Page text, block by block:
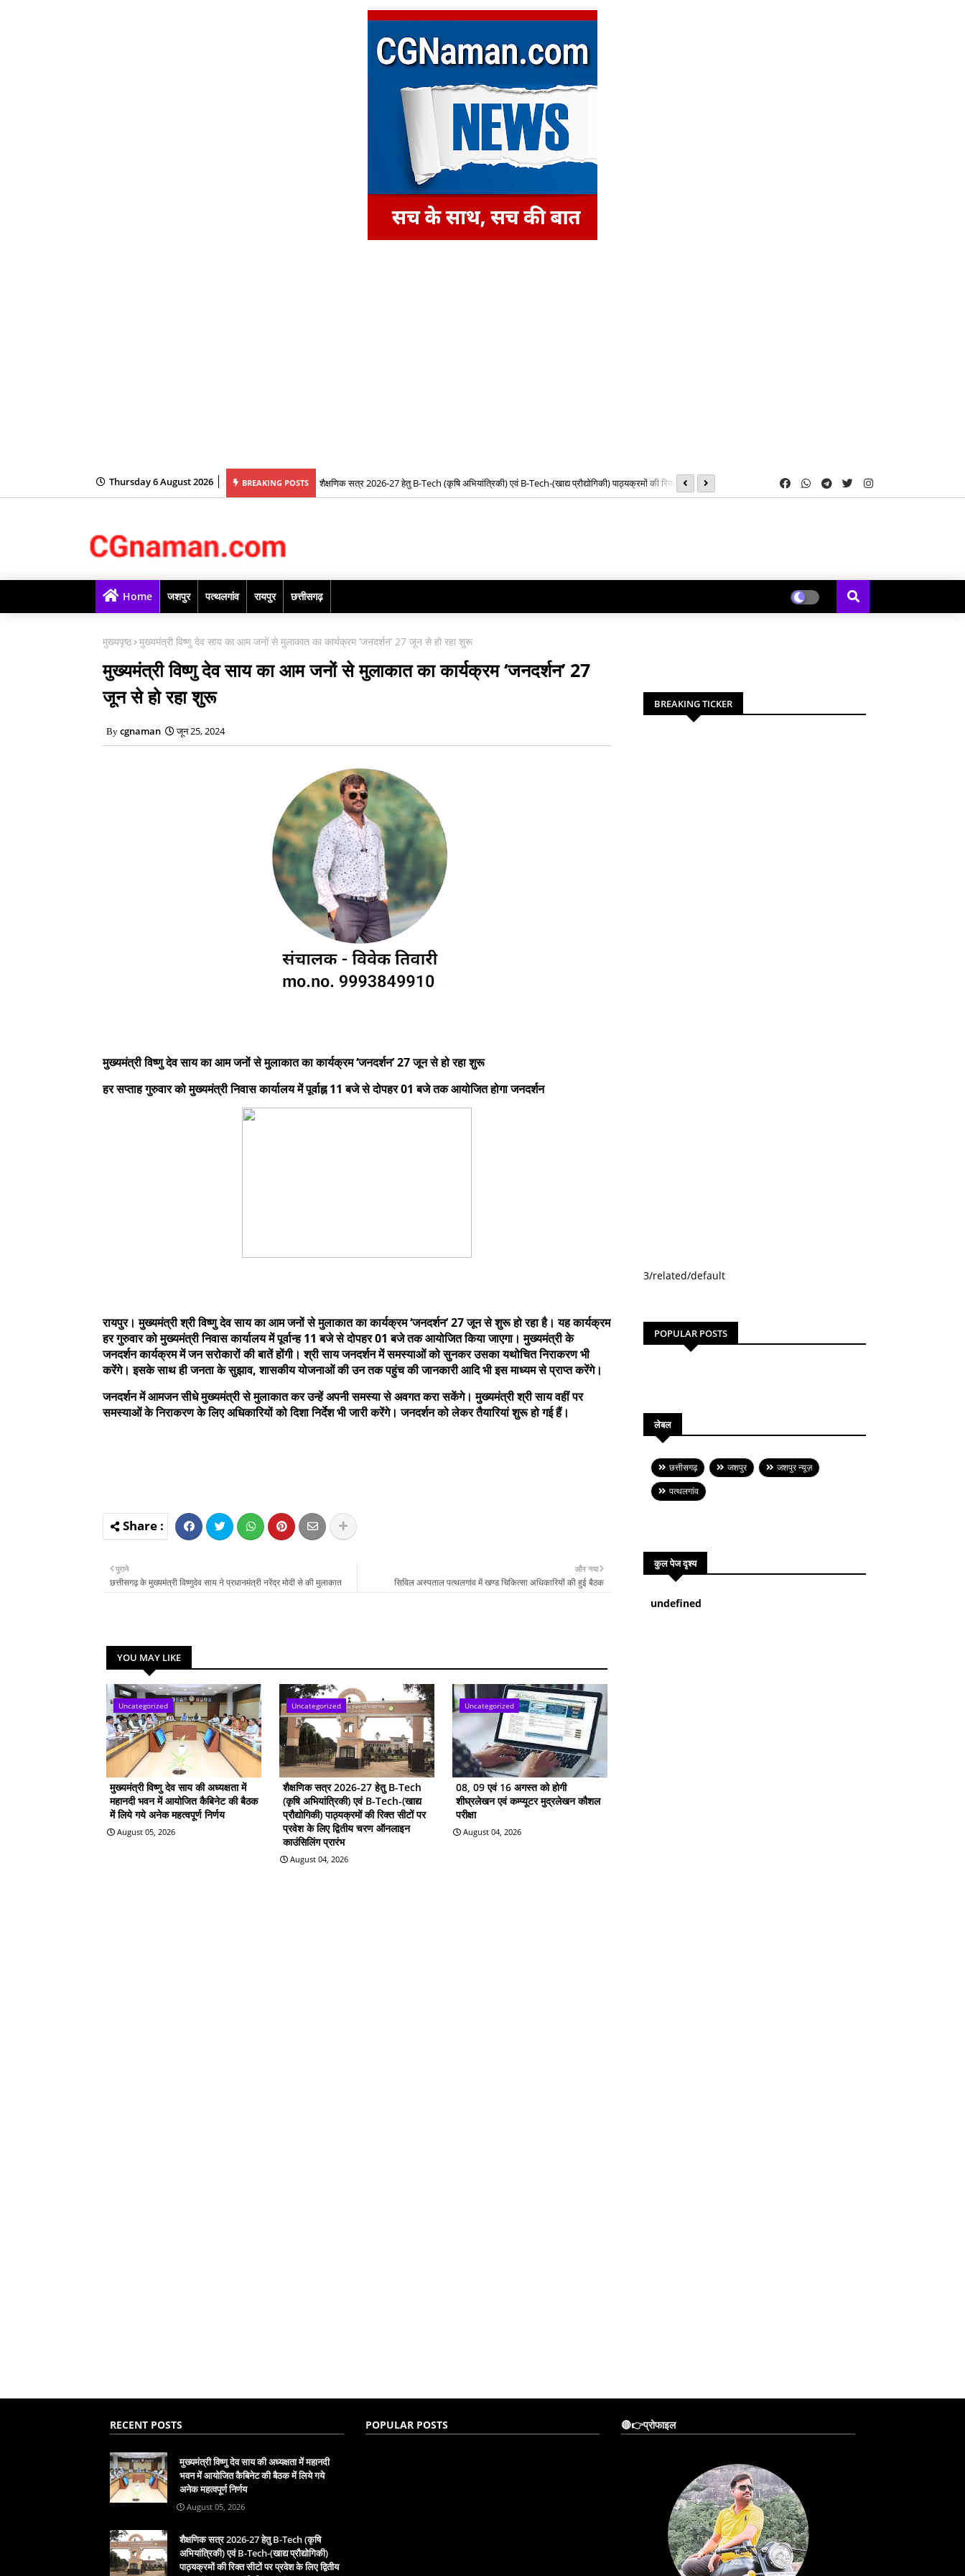
Thursday 6 August 2026 BREAKING POSTS
अध्यक्षता में महानदी भवन में आयोजित कैबिनेट की बैठक में लिये गये अनेक महत्वपूर्ण निर्णय शैक्षणिक सत्र 2026-27 हेतु B-Tech (कृषि अभियांत्रिकी) एवं B-Tech-(खाद्य प्रौद्योगिकी) पाठ्यक्रमों की रिक्त सीटों पर 08, 09 एवं 16 अगस्त को होगी शीघ्रलेखन एवं कम्प्यूटर मुद्रलेखन कौशल
Home जशपुर पत्थलगांव रायपुर छत्तीसगढ़
मुख्यपृष्ठ मुख्यमंत्री विष्णु देव साय का आम जनों से मुलाकात का कार्यक्रम ‘जनदर्शन’ 27 जून से हो रहा शुरू
मुख्यमंत्री विष्णु देव साय का आम जनों से मुलाकात का कार्यक्रम ‘जनदर्शन’ 27
जून से हो रहा शुरू
cgnaman जून 25, 2024
मुख्यमंत्री विष्णु देव साय का आम जनों से मुलाकात का कार्यक्रम ‘जनदर्शन’ 27 जून से हो रहा शुरू
हर सप्ताह गुरुवार को मुख्यमंत्री निवास कार्यालय में पूर्वाह्न 11 बजे से दोपहर 01 बजे तक आयोजित होगा जनदर्शन
रायपुर। मुख्यमंत्री श्री विष्णु देव साय का आम जनों से मुलाकात का कार्यक्रम ‘जनदर्शन’ 27 जून से शुरू हो रहा है। यह कार्यक्रम
हर गुरुवार को मुख्यमंत्री निवास कार्यालय में पूर्वान्ह 11 बजे से दोपहर 01 बजे तक आयोजित किया जाएगा। मुख्यमंत्री के
जनदर्शन कार्यक्रम में जन सरोकारों की बातें होंगी। श्री साय जनदर्शन में समस्याओं को सुनकर उसका यथोचित निराकरण भी
करेंगे। इसके साथ ही जनता के सुझाव, शासकीय योजनाओं की उन तक पहुंच की जानकारी आदि भी इस माध्यम से प्राप्त करेंगे।
जनदर्शन में आमजन सीधे मुख्यमंत्री से मुलाकात कर उन्हें अपनी समस्या से अवगत करा सकेंगे। मुख्यमंत्री श्री साय वहीं पर
समस्याओं के निराकरण के लिए अधिकारियों को दिशा निर्देश भी जारी करेंगे।जनदर्शन को लेकर तैयारियां शुरू हो गई हैं।
और नया
सिविल अस्पताल पत्थलगांव में खण्ड चिकित्सा अधिकारियों की हुई बैठक
पुराने
छत्तीसगढ़ के मुख्यमंत्री विष्णुदेव साय ने प्रधानमंत्री नरेंद्र मोदी से की मुलाकात
YOU MAY LIKE
Uncategorized
मुख्यमंत्री विष्णु देव साय की अध्यक्षता में
महानदी भवन में आयोजित कैबिनेट की बैठक
में लिये गये अनेक महत्वपूर्ण निर्णय
August 05, 2026
Uncategorized
शैक्षणिक सत्र 2026-27 हेतु B-Tech
(कृषि अभियांत्रिकी) एवं B-Tech-(खाद्य
प्रौद्योगिकी) पाठ्यक्रमों की रिक्त सीटों पर
प्रवेश के लिए द्वितीय चरण ऑनलाइन
काउंसिलिंग प्रारंभ
August 04, 2026
Uncategorized
08, 09 एवं 16 अगस्त को होगी
शीघ्रलेखन एवं कम्प्यूटर मुद्रलेखन कौशल
परीक्षा
August 04, 2026
BREAKING TICKER
3/related/default
POPULAR POSTS
लेबल
छत्तीसगढ़ जशपुर
जशपुर न्यूज़
पत्थलगांव
कुल पेज दृश्य
undefned
RECENT POSTS
मुख्यमंत्री विष्णु देव साय की अध्यक्षता में महानदी
भवन में आयोजित कैबिनेट की बैठक में लिये गये
अनेक महत्वपूर्ण निर्णय
August 05, 2026
शैक्षणिक सत्र 2026-27 हेतु B-Tech (कृषि
अभियांत्रिकी) एवं B-Tech-(खाद्य प्रौद्योगिकी)
पाठ्यक्रमों की रिक्त सीटों पर प्रवेश के लिए द्वितीय
POPULAR POSTS 🔴👉प्रोफाइल